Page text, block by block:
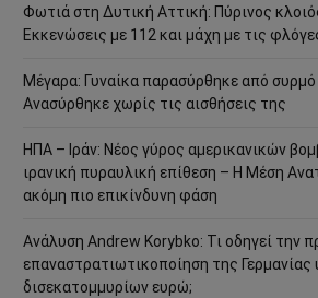
Φωτιά στη Δυτική Αττική: Πύρινος
Εκκενώσεις με 112 και μάχη με τις
Μέγαρα: Γυναίκα παρασύρθηκε από
Ανασύρθηκε χωρίς τις αισθήσεις της
ΗΠΑ – Ιράν: Νέος γύρος αμερικανικών
ιρανική πυραυλική επίθεση – Η Μέση
ακόμη πιο επικίνδυνη φάση
Ανάλυση Andrew Korybko: Τι οδηγεί την
επαναστρατιωτικοποίηση της
δισεκατομμυρίων ευρώ;